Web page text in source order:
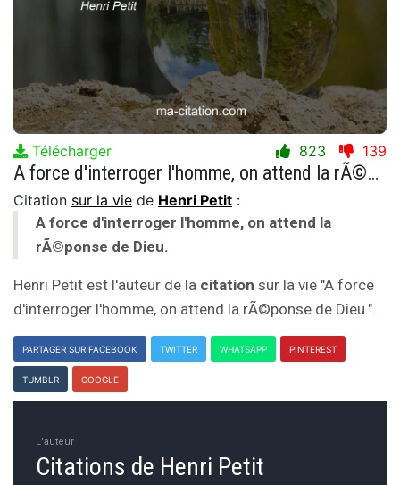
Télécharger 823 139
A force d'interroger l'homme, on attend la rÃ©ponse de Dieu.
Citation sur la vie de Henri Petit :
A force d'interroger l'homme, on attend la
rÃ©ponse de Dieu.
Henri Petit est l'auteur de la citation sur la vie "A force
d'interroger l'homme, on attend la rÃ©ponse de Dieu.".
PARTAGER SUR FACEBOOK TWITTER WHATSAPP PINTEREST
TUMBLR GOOGLE
L'auteur
Citations de Henri Petit